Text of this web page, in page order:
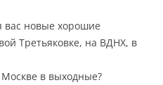
новые хорошие
Третьяковке, на ВДНХ, в
в выходные?